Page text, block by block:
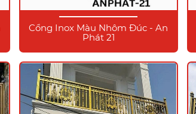
Cổng Inox Màu Nhôm Đúc - An
Phát 21